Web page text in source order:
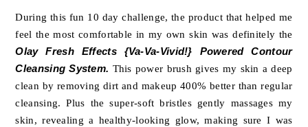
During this fun 10 day challenge, the product that helped me
feel the most comfortable in my own skin was definitely the
Olay Fresh Effects {Va-Va-Vivid!} Powered Contour
Cleansing System. This power brush gives my skin a deep
clean by removing dirt and makeup 400% better than regular
cleansing. Plus the super-soft bristles gently massages my
skin, revealing a healthy-looking glow, making sure I was